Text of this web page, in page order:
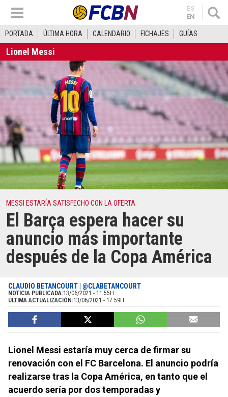
ES
EN
PORTADA ÚLTIMA HORA CALENDARIO FICHAJES GUÍAS
Lionel Messi
MESSI ESTARÍA SATISFECHO CON LA OFERTA
El Barça espera hacer su
anuncio más importante
después de la Copa América
CLAUDIO BETANCOURT | @CLABETANCOURT
NOTICIA PUBLICADA:13/06/2021 - 11:55H
ÚLTIMA ACTUALIZACIÓN:13/06/2021 - 17:59H
Lionel Messi estaría muy cerca de firmar su
renovación con el FC Barcelona. El anuncio podría
realizarse tras la Copa América, en tanto que el
acuerdo sería por dos temporadas y